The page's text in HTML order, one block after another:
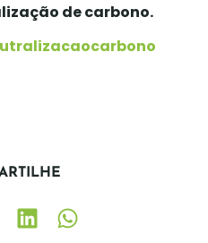
de carbono.